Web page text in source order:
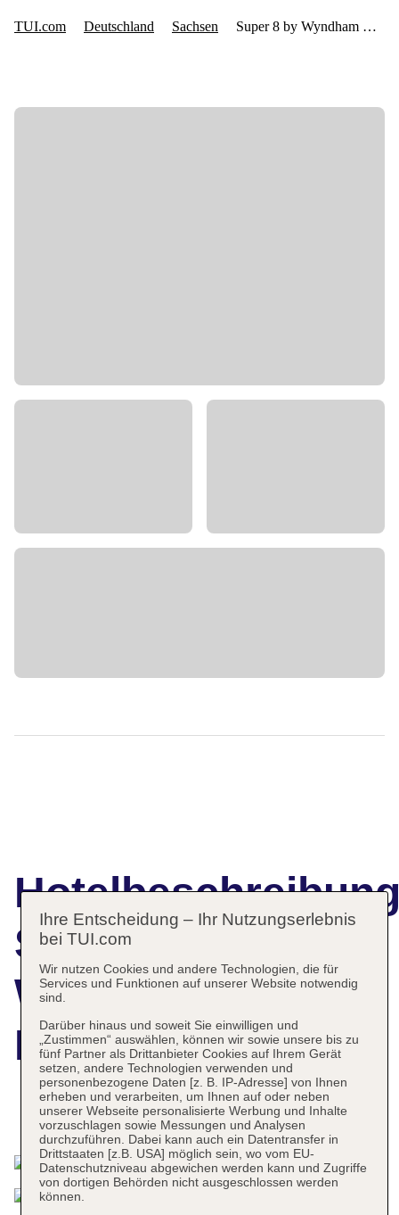
Super 8 by
Wyndham
Dresden
Das bietet Ihre Unterkunft
Ihre Entscheidung – Ihr Nutzungserlebnis
bei TUI.com
Wir nutzen Cookies und andere Technologien, die für
Services und Funktionen auf unserer Website notwendig
sind.
Darüber hinaus und soweit Sie einwilligen und
„Zustimmen“ auswählen, können wir sowie unsere bis zu
fünf Partner als Drittanbieter Cookies auf Ihrem Gerät
setzen, andere Technologien verwenden und
personenbezogene Daten [z. B. IP-Adresse] von Ihnen
erheben und verarbeiten, um Ihnen auf oder neben
unserer Webseite personalisierte Werbung und Inhalte
vorzuschlagen sowie Messungen und Analysen
durchzuführen. Dabei kann auch ein Datentransfer in
Drittstaaten [z.B. USA] möglich sein, wo vom EU-
Datenschutzniveau abgewichen werden kann und Zugriffe
von dortigen Behörden nicht ausgeschlossen werden
können.